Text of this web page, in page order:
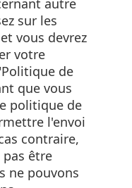
autre
sur les
vous devrez
votre
de
que vous
politique de
l'envoi
contraire,
être
ne pouvons